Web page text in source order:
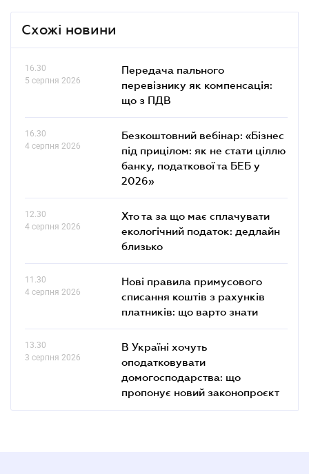
Схожі новини
16.30
5 серпня 2026
Передача пального
перевізнику як компенсація:
що з ПДВ
16.30
4 серпня 2026
Безкоштовний вебінар: «Бізнес
під прицілом: як не стати ціллю
банку, податкової та БЕБ у
2026»
12.30
4 серпня 2026
Хто та за що має сплачувати
екологічний податок: дедлайн
близько
11.30
4 серпня 2026
Нові правила примусового
списання коштів з рахунків
платників: що варто знати
13.30
3 серпня 2026
В Україні хочуть
оподатковувати
домогосподарства: що
пропонує новий законопроєкт